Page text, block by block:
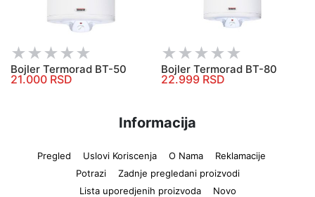
Bojler Termorad BT-50
21.000 RSD
Bojler Termorad BT-80
22.999 RSD
Informacija
Pregled Uslovi Koriscenja O Nama
Reklamacije
Potrazi
Zadnje pregledani proizvodi
Lista uporedjenih proizvoda
Novo